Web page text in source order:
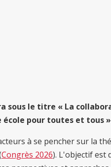
sous le titre « La
école pour toutes et tous »
à se pencher sur la
Congrès 2026). L'objectif est